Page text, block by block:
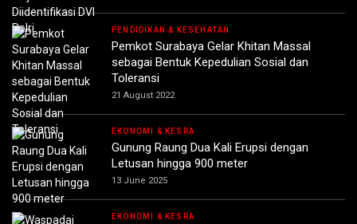
PENDIDIKAN & KESEHATAN
Pemkot Surabaya Gelar Khitan Massal
sebagai Bentuk Kepedulian Sosial dan
Toleransi
21 August 2022
EKONOMI & KESRA
Gunung Raung Dua Kali Erupsi dengan
Letusan hingga 900 meter
13 June 2025
EKONOMI & KESRA